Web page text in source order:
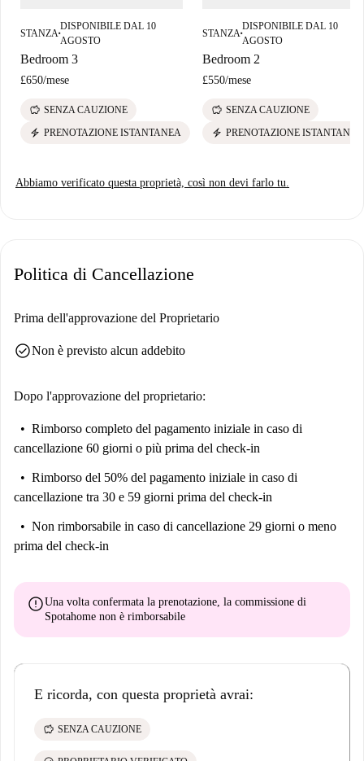
STANZA ■
DISPONIBILE DAL 10
AGOSTO
Bedroom 3
£650/mese
savings SENZA CAUZIONE
electric_bolt PRENOTAZIONE ISTANTANEA
STANZA ■
DISPONIBILE DAL 10
AGOSTO
Bedroom 2
£550/mese
savings SENZA CAUZIONE
electric_bolt PRENOTAZIONE ISTANTANEA
Abbiamo verificato questa proprietà, così non devi farlo tu.
Politica di Cancellazione
Prima dell'approvazione del Proprietario
check_circleNon è previsto alcun addebito
Dopo l'approvazione del proprietario:
Rimborso completo del pagamento iniziale in caso di
cancellazione 60 giorni o più prima del check-in
Rimborso del 50% del pagamento iniziale in caso di
cancellazione tra 30 e 59 giorni prima del check-in
Non rimborsabile in caso di cancellazione 29 giorni o meno
prima del check-in
errorUna volta confermata la prenotazione, la commissione di
Spotahome non è rimborsabile
E ricorda, con questa proprietà avrai:
savings SENZA CAUZIONE